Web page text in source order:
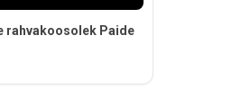
rahvakoosolek Paide